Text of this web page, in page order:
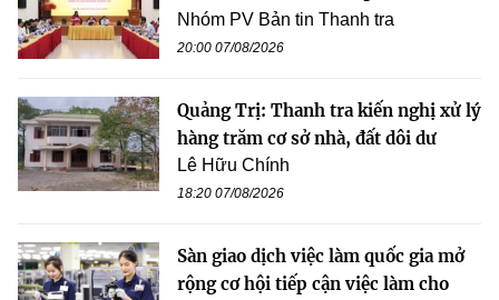
Nhóm PV Bản tin Thanh tra
20:00 07/08/2026
Quảng Trị: Thanh tra kiến nghị xử lý
hàng trăm cơ sở nhà, đất dôi dư
Lê Hữu Chính
18:20 07/08/2026
Sàn giao dịch việc làm quốc gia mở
rộng cơ hội tiếp cận việc làm cho